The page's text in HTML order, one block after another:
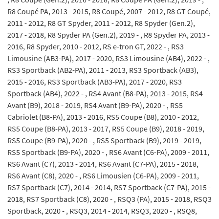
R8 Coupé PA, 2013 - 2015, R8 Coupé, 2007 - 2012, R8 GT Coupé,
2011 - 2012, R8 GT Spyder, 2011 - 2012, R8 Spyder (Gen.2),
2017 - 2018, R8 Spyder PA (Gen.2), 2019 - , R8 Spyder PA, 2013 -
2016, R8 Spyder, 2010 - 2012, RS e-tron GT, 2022 - , RS3
Limousine (AB3-PA), 2017 - 2020, RS3 Limousine (AB4), 2022 - ,
RS3 Sportback (AB2-PA), 2011 - 2013, RS3 Sportback (AB3),
2015 - 2016, RS3 Sportback (AB3-PA), 2017 - 2020, RS3
Sportback (AB4), 2022 - , RS4 Avant (B8-PA), 2013 - 2015, RS4
Avant (B9), 2018 - 2019, RS4 Avant (B9-PA), 2020 - , RS5
Cabriolet (B8-PA), 2013 - 2016, RS5 Coupe (B8), 2010 - 2012,
RS5 Coupe (B8-PA), 2013 - 2017, RS5 Coupe (B9), 2018 - 2019,
RS5 Coupe (B9-PA), 2020 - , RS5 Sportback (B9), 2019 - 2019,
RS5 Sportback (B9-PA), 2020 - , RS6 Avant (C6-PA), 2009 - 2011,
RS6 Avant (C7), 2013 - 2014, RS6 Avant (C7-PA), 2015 - 2018,
RS6 Avant (C8), 2020 - , RS6 Limousien (C6-PA), 2009 - 2011,
RS7 Sportback (C7), 2014 - 2014, RS7 Sportback (C7-PA), 2015 -
2018, RS7 Sportback (C8), 2020 - , RSQ3 (PA), 2015 - 2018, RSQ3
Sportback, 2020 - , RSQ3, 2014 - 2014, RSQ3, 2020 - , RSQ8,